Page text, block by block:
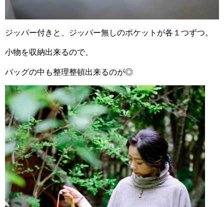
ジッパー付きと、ジッパー無しのポケットが各１つずつ。
小物を収納出来るので、
バッグの中も整理整頓出来るのが◎